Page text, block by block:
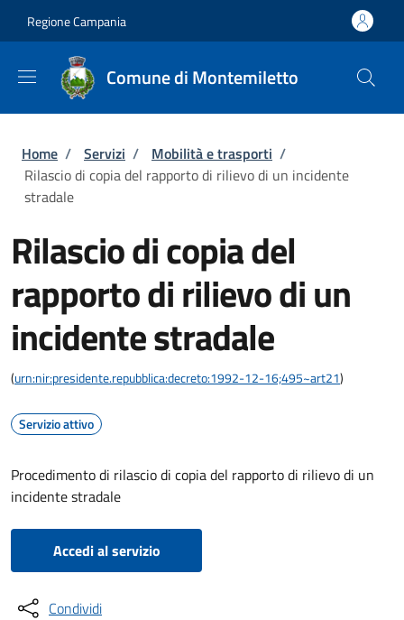
Regione Campania
Comune di Montemiletto
Briciole di pane
Home / Servizi / Mobilità e trasporti /
Rilascio di copia del rapporto di rilievo di un incidente
stradale
Rilascio di copia del
rapporto di rilievo di un
incidente stradale
(urn:nir:presidente.repubblica:decreto:1992-12-16;495~art21)
Servizio attivo
Procedimento di rilascio di copia del rapporto di rilievo di un
incidente stradale
Accedi al servizio
Condividi